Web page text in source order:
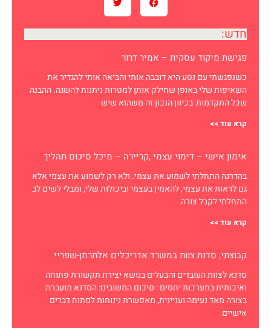
חדש:
פגישת מיקוד עסקית – אמיר דרור
כשנפגשתי עם נטע היא דובבה אותי והביאה אותי להגדיר את
השאיפות שלי באופן שחילק אותן למטרות ניתנות להשגה. ההבנה
שכל התקדמות בכיוון הנכון זה משהוא שיש
קרא עוד >>
אימון אישי – דימוי עצמי ,קריירה – מיכל סיכום תהליך
בהדרגה התחלתי לשמוע את עצמי. ולא רק לשמוע את עצמי אלא
גם לראות את עצמי, להאמין בעצמי וביכולות שלי, ומבלי לשים לב
התחלתי לקבל צורה.
קרא עוד >>
קבוצתי, סדנת צוות במשרד אדריכלים אלתרמן-שפריי
סדנא לצוות העובדים והבעלים בנושא יצירת תקשורת פתוחה
ואיכותית במערכות יחסים : סיכום המשובים: הסדנא מועברת
בצורה מאד נעימה ועניינית, מאפשרת נינוחות לפתוח דברים
אישיים